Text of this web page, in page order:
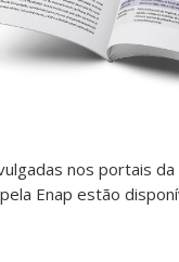
nos portais da
Enap estão